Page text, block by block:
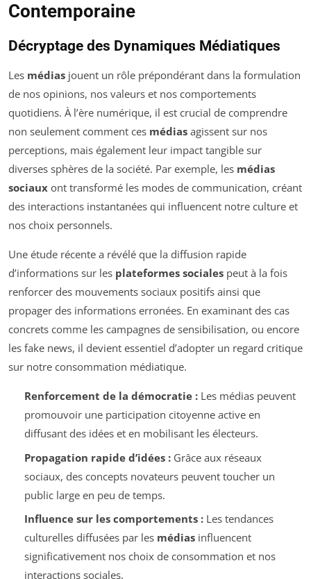
Contemporaine
Décryptage des Dynamiques Médiatiques
Les médias jouent un rôle prépondérant dans la formulation
de nos opinions, nos valeurs et nos comportements
quotidiens. À l’ère numérique, il est crucial de comprendre
non seulement comment ces médias agissent sur nos
perceptions, mais également leur impact tangible sur
diverses sphères de la société. Par exemple, les médias
sociaux ont transformé les modes de communication, créant
des interactions instantanées qui influencent notre culture et
nos choix personnels.
Une étude récente a révélé que la diffusion rapide
d’informations sur les plateformes sociales peut à la fois
renforcer des mouvements sociaux positifs ainsi que
propager des informations erronées. En examinant des cas
concrets comme les campagnes de sensibilisation, ou encore
les fake news, il devient essentiel d’adopter un regard critique
sur notre consommation médiatique.
Renforcement de la démocratie :Les médias peuvent
promouvoir une participation citoyenne active en
diffusant des idées et en mobilisant les électeurs.
Propagation rapide d’idées :Grâce aux réseaux
sociaux, des concepts novateurs peuvent toucher un
public large en peu de temps.
Influence sur les comportements :Les tendances
culturelles diffusées par les médiasinfluencent
significativement nos choix de consommation et nos
interactions sociales.